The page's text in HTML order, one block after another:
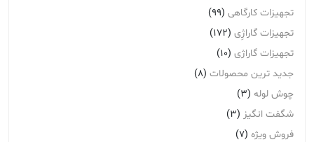
تجهیزات کارگاهی (99)
تجهیزات گاراژِی (172)
تجهیزات گاراژی (10)
جدید ترین محصولات (8)
چوش لوله (3)
شگفت انگیز (3)
فروش ویژه (7)